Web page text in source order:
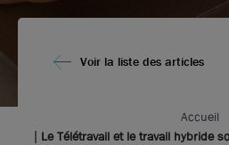
Voir la liste des articles
Accueil
Le Télétravail et le travail hybride